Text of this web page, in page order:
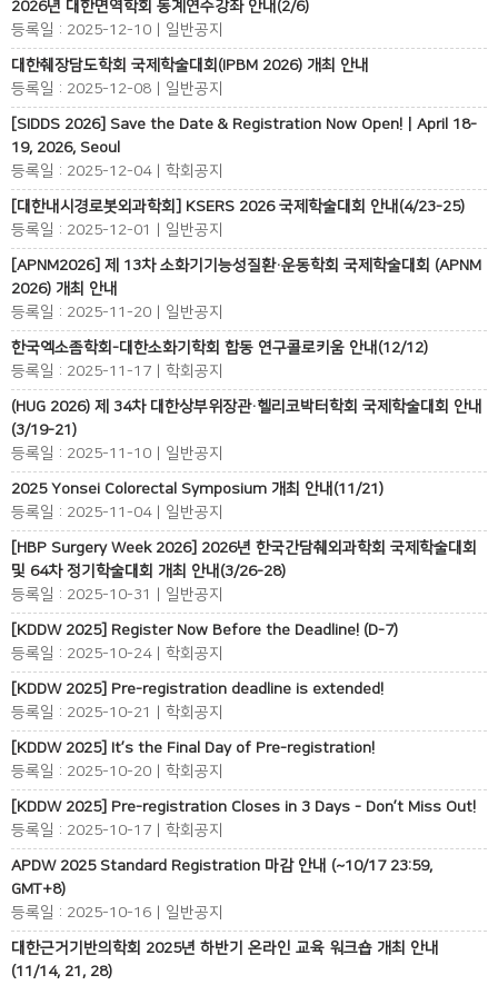
2026년 대한면역학회 동계연수강좌 안내(2/6)
등록일 : 2025-12-10 | 일반공지
대한췌장담도학회 국제학술대회(IPBM 2026) 개최 안내
등록일 : 2025-12-08 | 일반공지
[SIDDS 2026] Save the Date & Registration Now Open! | April 18-
19, 2026, Seoul
등록일 : 2025-12-04 | 학회공지
[대한내시경로봇외과학회] KSERS 2026 국제학술대회 안내(4/23-25)
등록일 : 2025-12-01 | 일반공지
[APNM2026] 제 13차 소화기기능성질환·운동학회 국제학술대회 (APNM
2026) 개최 안내
등록일 : 2025-11-20 | 일반공지
한국엑소좀학회-대한소화기학회 합동 연구콜로키움 안내(12/12)
등록일 : 2025-11-17 | 학회공지
(HUG 2026) 제 34차 대한상부위장관·헬리코박터학회 국제학술대회 안내
(3/19-21)
등록일 : 2025-11-10 | 일반공지
2025 Yonsei Colorectal Symposium 개최 안내(11/21)
등록일 : 2025-11-04 | 일반공지
[HBP Surgery Week 2026] 2026년 한국간담췌외과학회 국제학술대회
및 64차 정기학술대회 개최 안내(3/26-28)
등록일 : 2025-10-31 | 일반공지
[KDDW 2025] Register Now Before the Deadline! (D-7)
등록일 : 2025-10-24 | 학회공지
[KDDW 2025] Pre-registration deadline is extended!
등록일 : 2025-10-21 | 학회공지
[KDDW 2025] It’s the Final Day of Pre-registration!
등록일 : 2025-10-20 | 학회공지
[KDDW 2025] Pre-registration Closes in 3 Days - Don’t Miss Out!
등록일 : 2025-10-17 | 학회공지
APDW 2025 Standard Registration 마감 안내 (~10/17 23:59,
GMT+8)
등록일 : 2025-10-16 | 일반공지
대한근거기반의학회 2025년 하반기 온라인 교육 워크숍 개최 안내
(11/14, 21, 28)